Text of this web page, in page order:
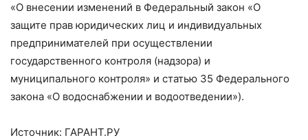
«О внесении изменений в Федеральный закон «О
защите прав юридических лиц и индивидуальных
предпринимателей при осуществлении
государственного контроля (надзора) и
муниципального контроля» и статью 35 Федерального
закона «О водоснабжении и водоотведении»).
Источник: ГАРАНТ.РУ